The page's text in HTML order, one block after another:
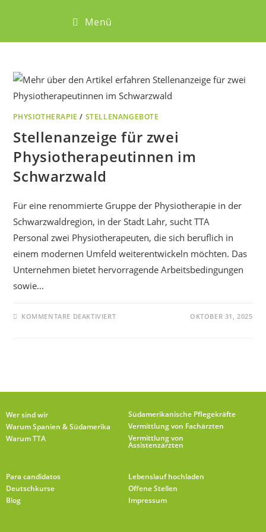
Menü
PHYSIOTHERAPIE / STELLENANGEBOTE
Stellenanzeige für zwei
Physiotherapeutinnen im
Schwarzwald
Für eine renommierte Gruppe der Physiotherapie in der
Schwarzwaldregion, in der Stadt Lahr, sucht TTA
Personal zwei Physiotherapeuten, die sich beruflich in
einem modernen Umfeld weiterentwickeln möchten. Das
Unternehmen bietet hervorragende Arbeitsbedingungen
sowie…
KOMMENTARE DEAKTIVIERT OKTOBER 31, 2025
Wer sind wir
Warum Spanien & Südamerika
Warum TTA
Südamerikanische Pflegekräfte
Vermittlung von Fachärzten
Vermittlung von
Assistenzärzten
Para candidatos
Deutschkurse
Blog
Lebenslauf hochladen
Offene Stellen
Impressum